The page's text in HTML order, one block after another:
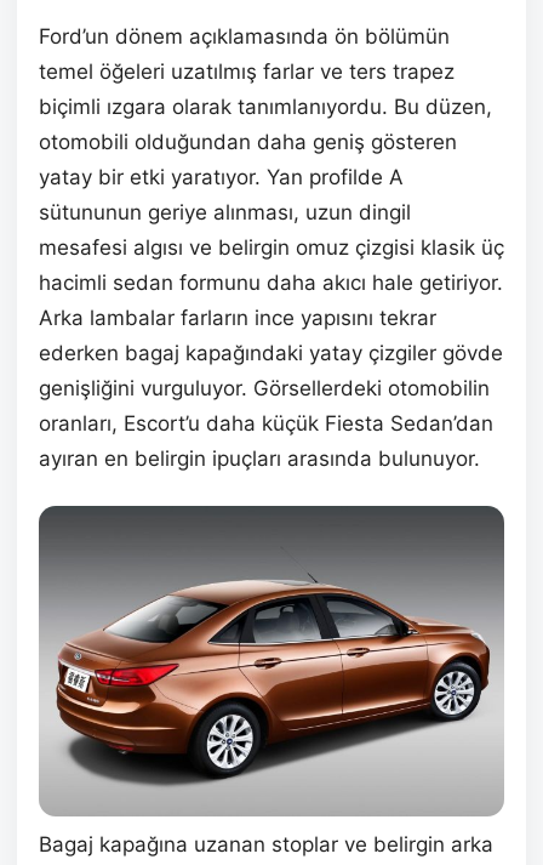
Ford’un dönem açıklamasında ön bölümün
temel öğeleri uzatılmış farlar ve ters trapez
biçimli ızgara olarak tanımlanıyordu. Bu düzen,
otomobili olduğundan daha geniş gösteren
yatay bir etki yaratıyor. Yan profilde A
sütununun geriye alınması, uzun dingil
mesafesi algısı ve belirgin omuz çizgisi klasik üç
hacimli sedan formunu daha akıcı hale getiriyor.
Arka lambalar farların ince yapısını tekrar
ederken bagaj kapağındaki yatay çizgiler gövde
genişliğini vurguluyor. Görsellerdeki otomobilin
oranları, Escort’u daha küçük Fiesta Sedan’dan
ayıran en belirgin ipuçları arasında bulunuyor.
Bagaj kapağına uzanan stoplar ve belirgin arka